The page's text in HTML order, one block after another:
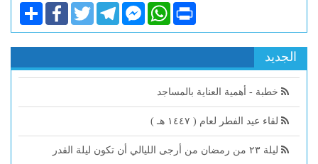
ShareFacebookTwitterTelegramFacebook
Messenger
WhatsApp Print
الجديد
خطبة - أهمية العناية بالمساجد
لقاء عيد الفطر لعام ( ١٤٤٧ هـ )
ليلة ٢٣ من رمضان من أرجى الليالي أن تكون ليلة القدر